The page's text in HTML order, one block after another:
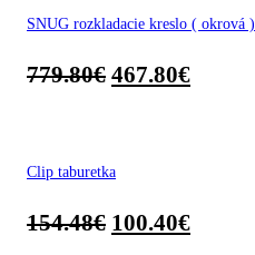
SNUG rozkladacie kreslo ( okrová )
779.80€ 467.80€
Clip taburetka
154.48€ 100.40€